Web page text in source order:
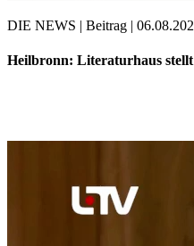
DIE NEWS | Beitrag |
Heilbronn: Literaturhaus